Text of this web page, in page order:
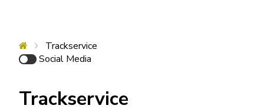
Trackservice
Social Media
Trackservice